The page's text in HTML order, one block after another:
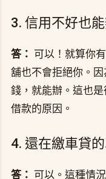
3. 信用不好也
答： 可以！就算你
舖也不會拒絕你。
錢，就能辦。這也
借款的原因。
4. 還在繳車貸
答： 可以。這種情